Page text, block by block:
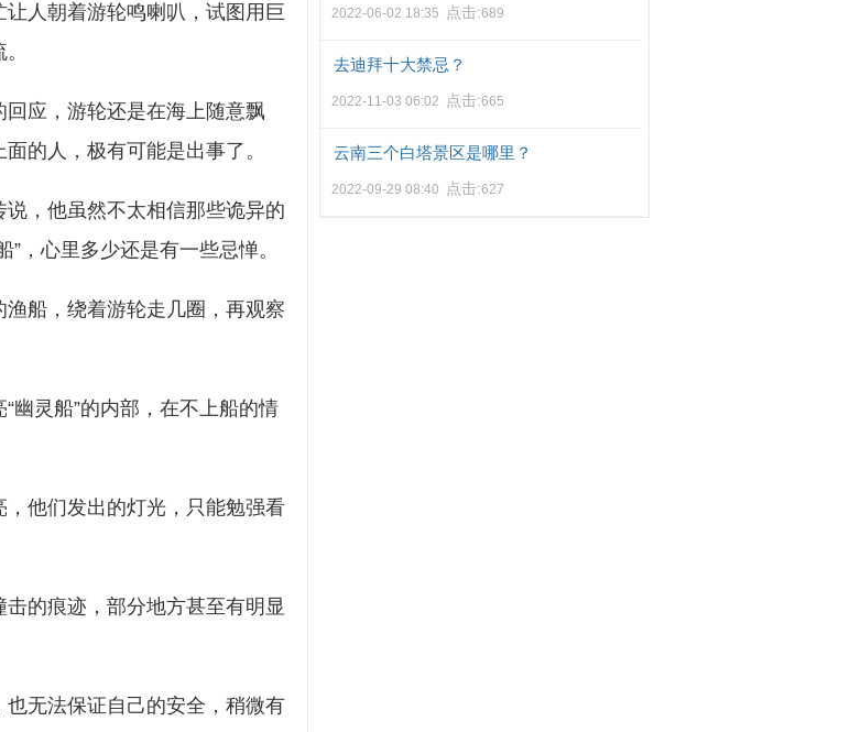
人朝着游轮鸣喇叭，试图用巨
应，游轮还是在海上随意飘
的人，极有可能是出事了。
，他虽然不太相信那些诡异的
，心里多少还是有一些忌惮。
船，绕着游轮走几圈，再观察
幽灵船”的内部，在不上船的情
他们发出的灯光，只能勉强看
的痕迹，部分地方甚至有明显
无法保证自己的安全，稍微有
2022-06-02 18:35 点击:689
去迪拜十大禁忌？
2022-11-03 06:02 点击:665
云南三个白塔景区是哪里？
2022-09-29 08:40 点击:627